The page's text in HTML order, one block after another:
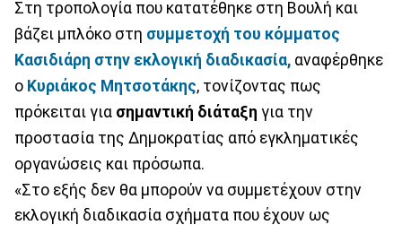
Στη τροπολογία που κατατέθηκε στη Βουλή και
βάζει μπλόκο στη συμμετοχή του κόμματος
Κασιδιάρη στην εκλογική διαδικασία, αναφέρθηκε
ο Κυριάκος Μητσοτάκης, τονίζοντας πως
πρόκειται για σημαντική διάταξη για την
προστασία της Δημοκρατίας από εγκληματικές
οργανώσεις και πρόσωπα.
«Στο εξής δεν θα μπορούν να συμμετέχουν στην
εκλογική διαδικασία σχήματα που έχουν ως